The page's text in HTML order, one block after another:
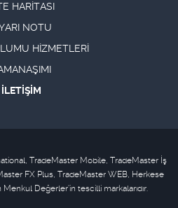
HARİTASI
NOTU
HİZMETLERİ
İLETİŞİM
TradeMaster Mobile, TradeMaster İş
FX Plus, TradeMaster WEB, Herkese
Menkul Değerler'in tescilli markalarıdır.